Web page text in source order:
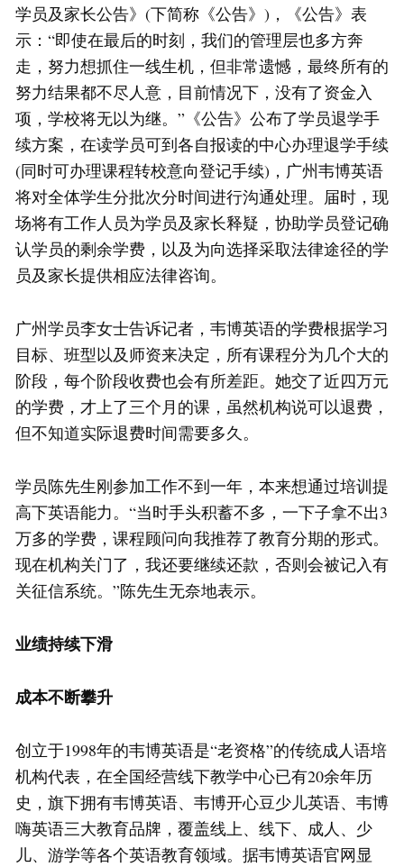
学员及家长公告》(下简称《公告》)，《公告》表
示：“即使在最后的时刻，我们的管理层也多方奔
走，努力想抓住一线生机，但非常遗憾，最终所有的
努力结果都不尽人意，目前情况下，没有了资金入
项，学校将无以为继。”《公告》公布了学员退学手
续方案，在读学员可到各自报读的中心办理退学手续
(同时可办理课程转校意向登记手续)，广州韦博英语
将对全体学生分批次分时间进行沟通处理。届时，现
场将有工作人员为学员及家长释疑，协助学员登记确
认学员的剩余学费，以及为向选择采取法律途径的学
员及家长提供相应法律咨询。
广州学员李女士告诉记者，韦博英语的学费根据学习
目标、班型以及师资来决定，所有课程分为几个大的
阶段，每个阶段收费也会有所差距。她交了近四万元
的学费，才上了三个月的课，虽然机构说可以退费，
但不知道实际退费时间需要多久。
学员陈先生刚参加工作不到一年，本来想通过培训提
高下英语能力。“当时手头积蓄不多，一下子拿不出3
万多的学费，课程顾问向我推荐了教育分期的形式。
现在机构关门了，我还要继续还款，否则会被记入有
关征信系统。”陈先生无奈地表示。
业绩持续下滑
成本不断攀升
创立于1998年的韦博英语是“老资格”的传统成人语培
机构代表，在全国经营线下教学中心已有20余年历
史，旗下拥有韦博英语、韦博开心豆少儿英语、韦博
嗨英语三大教育品牌，覆盖线上、线下、成人、少
儿、游学等各个英语教育领域。据韦博英语官网显